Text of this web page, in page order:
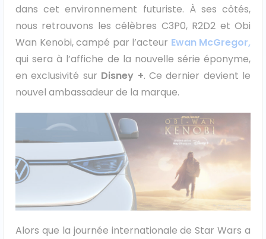
Iveco
Maxus
Nissan
Volkswagen
Véhicules 0 km
dans cet environnement futuriste. À ses côtés,
nous retrouvons les célèbres C3P0, R2D2 et Obi
Wan Kenobi, campé par l’acteur Ewan McGregor,
qui sera à l’affiche de la nouvelle série éponyme,
en exclusivité sur Disney +. Ce dernier devient le
nouvel ambassadeur de la marque.
Alors que la journée internationale de Star Wars a